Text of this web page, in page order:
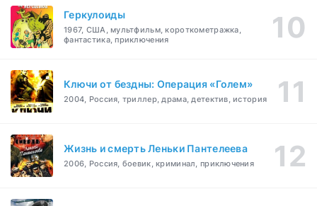
Геркулоиды
1967, США, мультфильм, короткометражка,
фантастика, приключения
Ключи от бездны: Операция «Голем»
2004, Россия, триллер, драма, детектив, история
Жизнь и смерть Леньки Пантелеева
2006, Россия, боевик, криминал, приключения